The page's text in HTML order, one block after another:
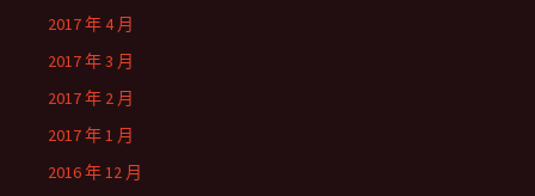
2017 年 4 月
2017 年 3 月
2017 年 2 月
2017 年 1 月
2016 年 12 月